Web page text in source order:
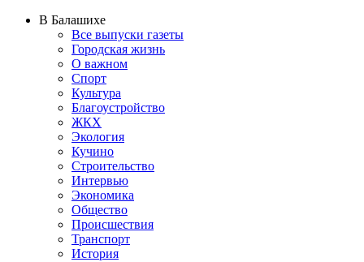
В Балашихе
Все выпуски газеты
Городская жизнь
О важном
Спорт
Культура
Благоустройство
ЖКХ
Экология
Кучино
Строительство
Интервью
Экономика
Общество
Происшествия
Транспорт
История